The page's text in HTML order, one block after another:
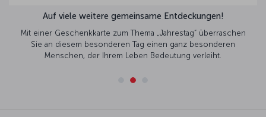
Auf viele weitere gemeinsame Entdeckungen!
Mit einer Geschenkkarte zum Thema „Jahrestag” überraschen
Sie an diesem besonderen Tag einen ganz besonderen
Menschen, der Ihrem Leben Bedeutung verleiht.